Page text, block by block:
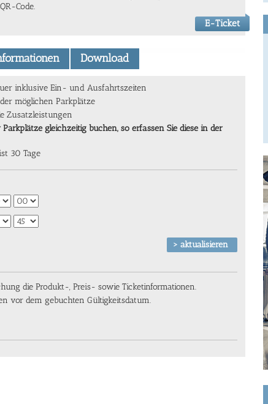
QR-Code.
E-Ticket
Download
inklusive Ein- und Ausfahrtszeiten
möglichen Parkplätze
Zusatzleistungen
gleichzeitig buchen, so erfassen Sie diese in der
30 Tage
die Produkt-, Preis- sowie Ticketinformationen.
vor dem gebuchten Gültigkeitsdatum.